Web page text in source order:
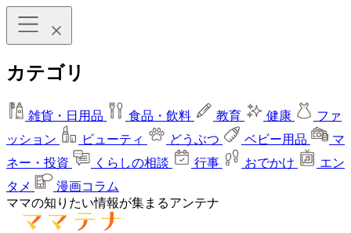
カテゴリ
雑貨・日用品 食品・飲料 教育 健康
ファ
ッション
ビューティ どうぶつ ベビー用品
マ
ネー・投資
くらしの相談 行事 おでかけ
エン
タメ
漫画コラム
ママの知りたい情報が集まるアンテナ